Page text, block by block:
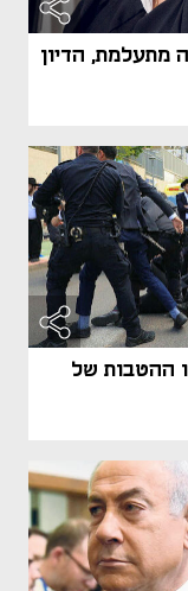
מתעלמת, הדיון
ההטבות של